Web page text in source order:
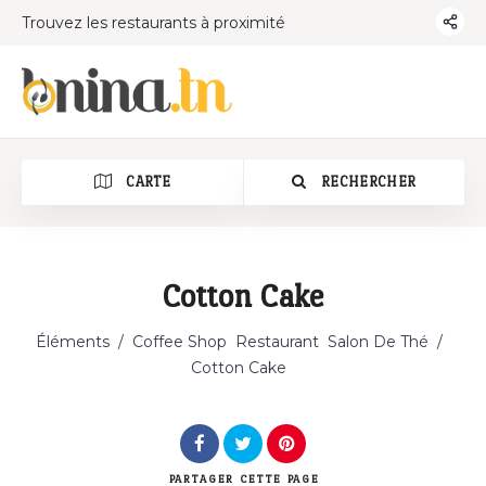
Trouvez les restaurants à proximité
CARTE RECHERCHER
Cotton Cake
Éléments / Coffee Shop Restaurant Salon De Thé /
Cotton Cake
PARTAGER CETTE PAGE